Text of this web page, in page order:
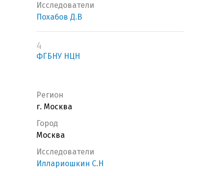
Исследователи
Похабов Д.В
4
ФГБНУ НЦН
Регион
г. Москва
Город
Москва
Исследователи
Иллариошкин С.Н